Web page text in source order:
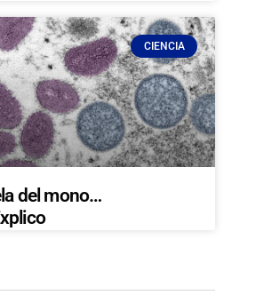
CIENCIA
del mono…